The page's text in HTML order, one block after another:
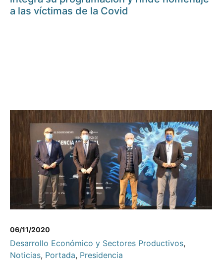
a las víctimas de la Covid
06/11/2020
Desarrollo Económico y Sectores Productivos,
Noticias, Portada, Presidencia